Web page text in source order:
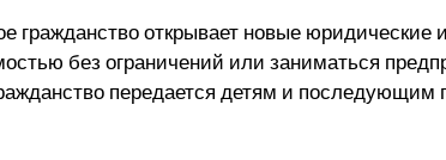
открывает новые юридические
без ограничений или заниматься
передается детям и